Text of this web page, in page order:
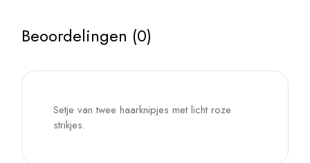
Beoordelingen (0)
Setje van twee haarknipjes met licht roze
strikjes.